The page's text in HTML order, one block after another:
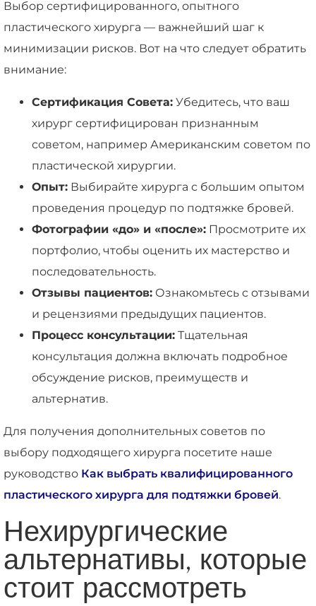
Выбор сертифицированного, опытного
пластического хирурга — важнейший шаг к
минимизации рисков. Вот на что следует обратить
внимание:
Сертификация Совета: Убедитесь, что ваш
хирург сертифицирован признанным
советом, например Американским советом по
пластической хирургии.
Опыт: Выбирайте хирурга с большим опытом
проведения процедур по подтяжке бровей.
Фотографии «до» и «после»: Просмотрите их
портфолио, чтобы оценить их мастерство и
последовательность.
Отзывы пациентов: Ознакомьтесь с отзывами
и рецензиями предыдущих пациентов.
Процесс консультации: Тщательная
консультация должна включать подробное
обсуждение рисков, преимуществ и
альтернатив.
Для получения дополнительных советов по
выбору подходящего хирурга посетите наше
руководство Как выбрать квалифицированного
пластического хирурга для подтяжки бровей.
Нехирургические
альтернативы, которые
стоит рассмотреть